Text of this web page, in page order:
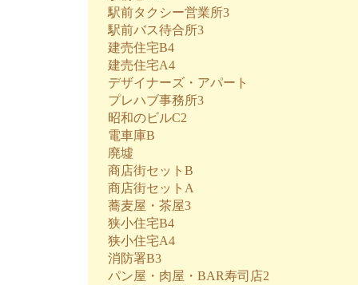
駅前タクシー営業所3
駅前バス待合所3
建売住宅B4
建売住宅A4
デザイナーズ・アパート
プレハブ事務所3
昭和のビルC2
電車庫B
廃墟
商店街セットB
商店街セットA
蕎麦屋・茶屋3
狭小住宅B4
狭小住宅A4
消防署B3
パン屋・肉屋・BAR寿司店2